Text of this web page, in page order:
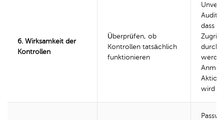
6. Wirksamkeit der
Kontrollen
Überprüfen, ob
Kontrollen tatsächlich
funktionieren
Audit-
dass
Aktion
wird